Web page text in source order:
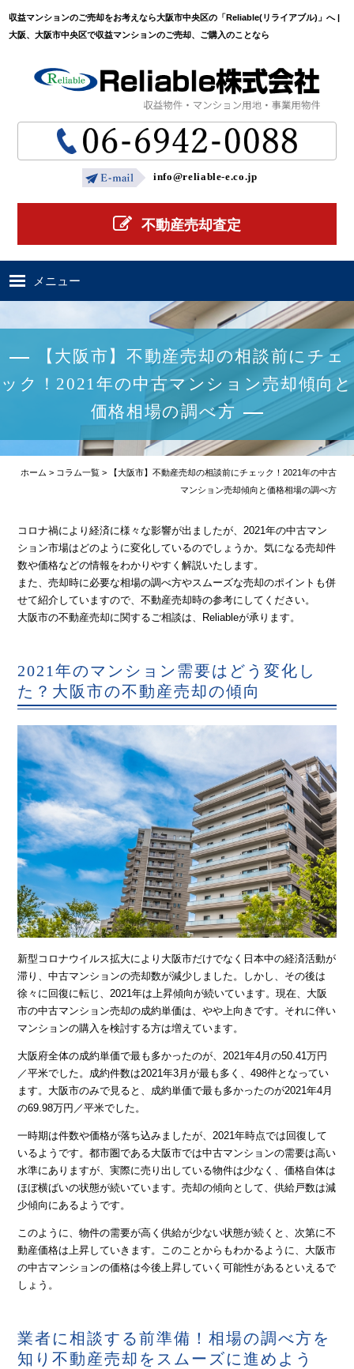
収益マンションのご売却をお考えなら大阪市中央区の「Reliable(リライアブル)」へ |
大阪、大阪市中央区で収益マンションのご売却、ご購入のことなら
info@reliable-e.co.jp
不動産売却査定
メニュー
弊社媒介物件(掲載可能)
購入の流れ
収益物件の知識
不動産TOPICS
不動産売却査定
お問い合わせ
【大阪市】不動産売却の相談前にチェ
ック！2021年の中古マンション売却傾向と
価格相場の調べ方
ホーム > コラム一覧>
【大阪市】不動産売却の相談前にチェック！2021年の中古
マンション売却傾向と価格相場の調べ方
コロナ禍により経済に様々な影響が出ましたが、2021年の中古マン
ション市場はどのように変化しているのでしょうか。気になる売却件
数や価格などの情報をわかりやすく解説いたします。
また、売却時に必要な相場の調べ方やスムーズな売却のポイントも併
せて紹介していますので、不動産売却時の参考にしてください。
大阪市の不動産売却に関するご相談は、Reliableが承ります。
2021年のマンション需要はどう変化し
た？大阪市の不動産売却の傾向
新型コロナウイルス拡大により大阪市だけでなく日本中の経済活動が
滞り、中古マンションの売却数が減少しました。しかし、その後は
徐々に回復に転じ、2021年は上昇傾向が続いています。現在、大阪
市の中古マンション売却の成約単価は、やや上向きです。それに伴い
マンションの購入を検討する方は増えています。
大阪府全体の成約単価で最も多かったのが、2021年4月の50.41万円
／平米でした。成約件数は2021年3月が最も多く、498件となってい
ます。大阪市のみで見ると、成約単価で最も多かったのが2021年4月
の69.98万円／平米でした。
一時期は件数や価格が落ち込みましたが、2021年時点では回復して
いるようです。都市圏である大阪市では中古マンションの需要は高い
水準にありますが、実際に売り出している物件は少なく、価格自体は
ほぼ横ばいの状態が続いています。売却の傾向として、供給戸数は減
少傾向にあるようです。
このように、物件の需要が高く供給が少ない状態が続くと、次第に不
動産価格は上昇していきます。このことからもわかるように、大阪市
の中古マンションの価格は今後上昇していく可能性があるといえるで
しょう。
業者に相談する前準備！相場の調べ方を
知り不動産売却をスムーズに進めよう